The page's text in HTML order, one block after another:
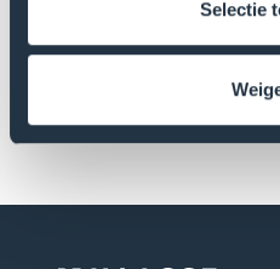
Selectie